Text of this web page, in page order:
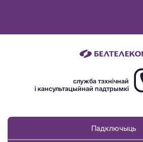
служба тэхнічнай
і кансультацыйнай падтрымкі
Падключыць